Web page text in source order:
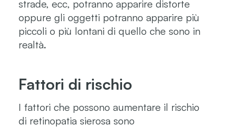
strade, ecc, potranno apparire distorte
oppure gli oggetti potranno apparire più
piccoli o più lontani di quello che sono in
realtà.
Fattori di rischio
I fattori che possono aumentare il rischio
di retinopatia sierosa sono